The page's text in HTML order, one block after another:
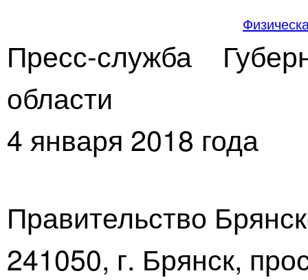
Пресс-служба
области
4 января 2018 года
Правительство
241050, г. Брянск,